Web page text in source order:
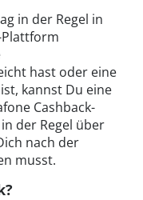
in der Regel in
Plattform
hast oder eine
kannst Du eine
Cashback-
der Regel über
nach der
musst.